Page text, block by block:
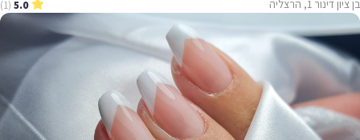
בן ציון דינור 1, הרצליה 5.0
(1)